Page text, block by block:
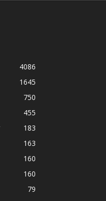
4086
1645
750
455
183
163
160
160
79